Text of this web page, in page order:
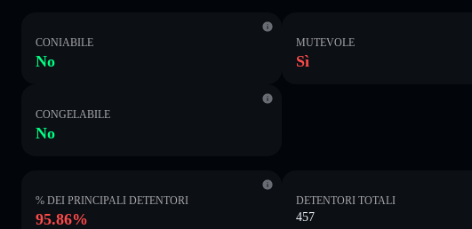
CONIABILE
No
MUTEVOLE
Sì
CONGELABILE
No
% DEI PRINCIPALI DETENTORI
95.86%
DETENTORI TOTALI
457